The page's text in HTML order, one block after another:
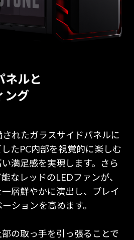
ネルと
ング
れたガラスサイドパネルに
たPC内部を視覚的に楽しむ
満足感を実現します。さら
なレッドのLEDファンが、
層鮮やかに演出し、プレイ
ションを高めます。
の取っ手を引っ張ることで